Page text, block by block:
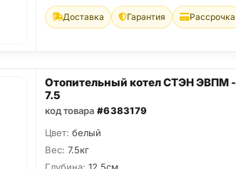
Доставка Гарантия Рассрочка
Отопительный котел СТЭН ЭВПМ -
7.5
код товара #6383179
Цвет: белый
Вес: 7.5кг